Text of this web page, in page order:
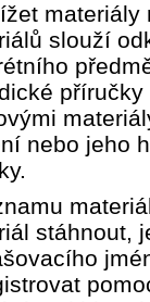
slouží
nebo jeho
stáhnout,